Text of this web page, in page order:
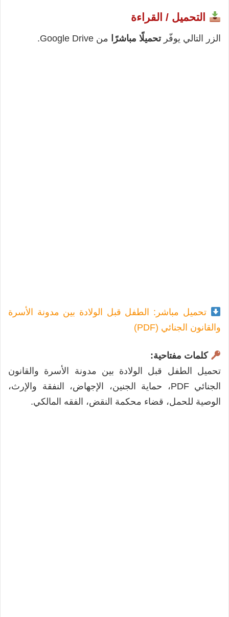
التحميل / القراءة
الزر التالي يوفّرتحميلًا مباشرًا من Google Drive.
تحميل مباشر: الطفل قبل الولادة بين مدونة الأسرة
والقانون الجنائي (PDF)
كلمات مفتاحية:
تحميل الطفل قبل الولادة بين مدونة الأسرة والقانون
الجنائي PDF، حماية الجنين، الإجهاض، النفقة والإرث،
الوصية للحمل، قضاء محكمة النقض، الفقه المالكي.